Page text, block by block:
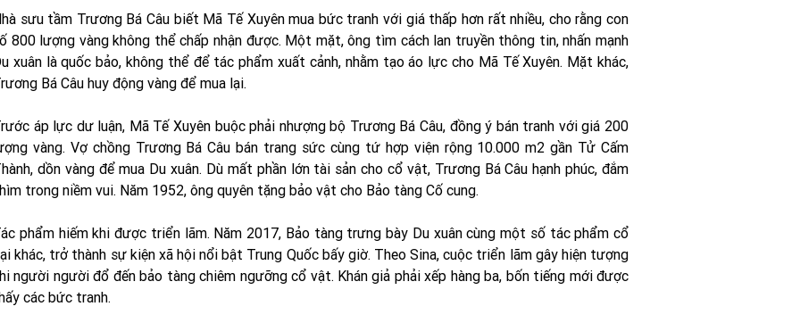
sưu tầm Trương Bá Câu biết Mã Tế Xuyên mua bức tranh với giá thấp hơn rất nhiều, cho rằng con
800 lượng vàng không thể chấp nhận được. Một mặt, ông tìm cách lan truyền thông tin, nhấn mạnh
xuân là quốc bảo, không thể để tác phẩm xuất cảnh, nhằm tạo áo lực cho Mã Tế Xuyên. Mặt khác,
Bá Câu huy động vàng để mua lại.
áp lực dư luận, Mã Tế Xuyên buộc phải nhượng bộ Trương Bá Câu, đồng ý bán tranh với giá 200
vàng. Vợ chồng Trương Bá Câu bán trang sức cùng tứ hợp viện rộng 10.000 m2 gần Tử Cấm
dồn vàng để mua Du xuân. Dù mất phần lớn tài sản cho cổ vật, Trương Bá Câu hạnh phúc, đắm
trong niềm vui. Năm 1952, ông quyên tặng bảo vật cho Bảo tàng Cố cung.
phẩm hiếm khi được triển lãm. Năm 2017, Bảo tàng trưng bày Du xuân cùng một số tác phẩm cổ
khác, trở thành sự kiện xã hội nổi bật Trung Quốc bấy giờ. Theo Sina, cuộc triển lãm gây hiện tượng
người người đổ đến bảo tàng chiêm ngưỡng cổ vật. Khán giả phải xếp hàng ba, bốn tiếng mới được
các bức tranh.